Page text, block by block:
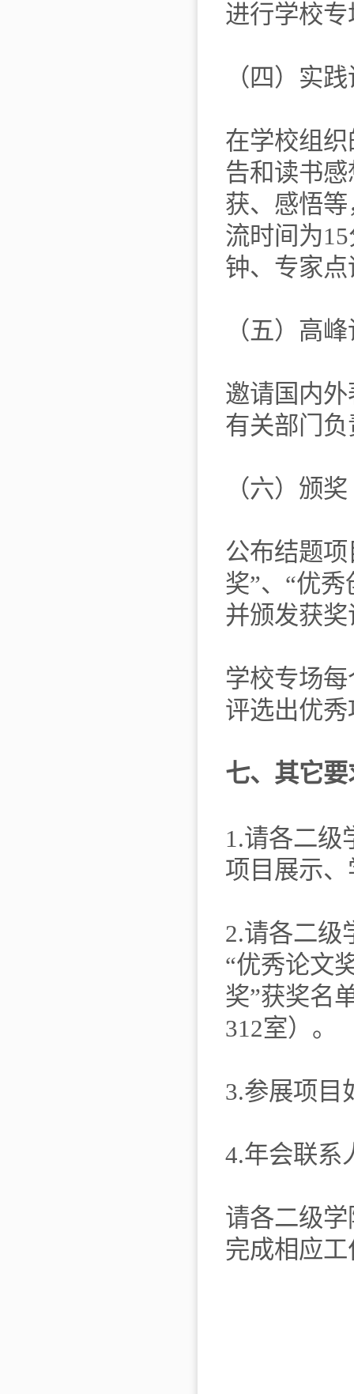
进行学校
（四）实
在学校组
告和读书
获、感悟
流时间为
钟、专家
（五）高
邀请国内
有关部门
（六）颁奖
公布结题
奖”、“优
并颁发获
学校专场
评选出优
七、其它要
1.请各二级
项目展示
2.请各二级
“优秀论文
奖”获奖名
312室）。
3.参展项目
4.年会联系
请各二级
完成相应